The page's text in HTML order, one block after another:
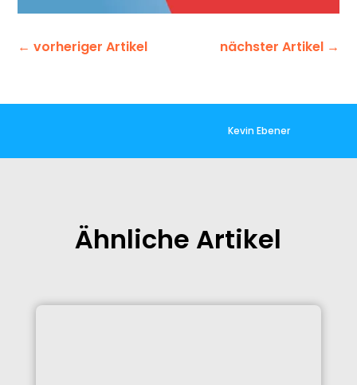
←vorheriger Artikel nächster Artikel→
Kevin Ebener
Ähnliche Artikel